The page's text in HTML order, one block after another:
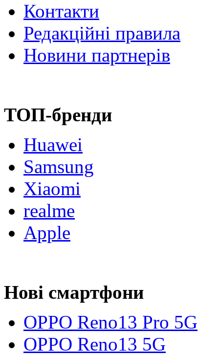
Контакти
Редакційні правила
Новини партнерів
ТОП-бренди
Huawei
Samsung
Xiaomi
realme
Apple
Нові смартфони
OPPO Reno13 Pro 5G
OPPO Reno13 5G